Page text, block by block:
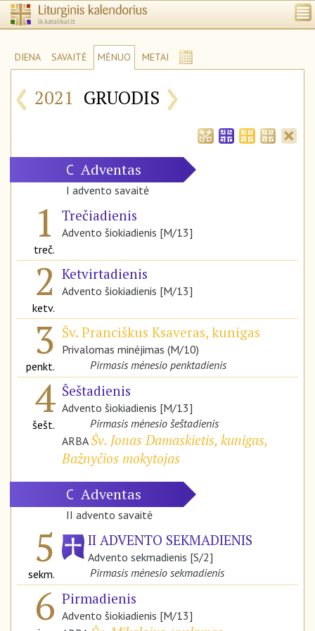
DIENA SAVAITĖ MĖNUO METAI
‹ 2021 GRUODIS ›
C Adventas
I advento savaitė
1
treč.
Trečiadienis
Advento šiokiadienis [M/13]
2
ketv.
Ketvirtadienis
Advento šiokiadienis [M/13]
3
penkt.
Šv. Pranciškus Ksaveras, kunigas
Privalomas minėjimas (M/10)
Pirmasis mėnesio penktadienis
4
šešt.
Šeštadienis
Advento šiokiadienis [M/13]
Pirmasis mėnesio šeštadienis
ARBAŠv. Jonas Damaskietis, kunigas,
Bažnyčios mokytojas
C Adventas
II advento savaitė
5
sekm.
II ADVENTO SEKMADIENIS
Advento sekmadienis [S/2]
Pirmasis mėnesio sekmadienis
6 Pirmadienis
Advento šiokiadienis [M/13]